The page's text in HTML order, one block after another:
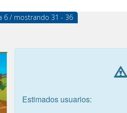
6 / mostrando 31 - 36
Estimados usuarios: